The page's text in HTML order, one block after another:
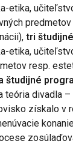
etika,
tri
etika,
resp.
študijné
teória divadla
získalo v